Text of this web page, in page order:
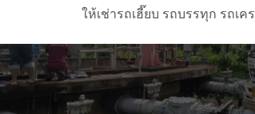
ให้เช่ารถเฮี๊ยบ รถบรรทุก รถเ